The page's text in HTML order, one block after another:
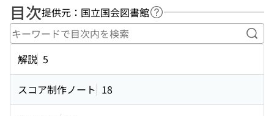
目次提供元：国立国会図書館 ヘルプページへのリンク
キ
解説 5
スコア制作ノート 18